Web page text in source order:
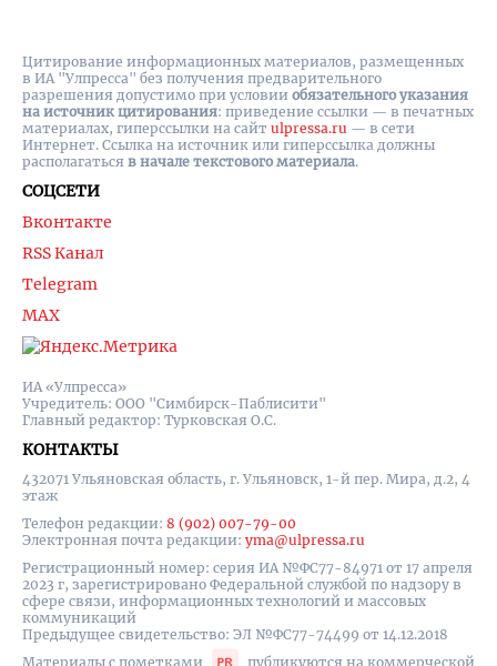
ИА «Улпресса»
Учредитель: ООО "Симбирск-Паблисити"
Главный редактор: Турковская О.С.
КОНТАКТЫ
432071 Ульяновская область, г. Ульяновск, 1-й пер. Мира, д.2, 4
этаж
Телефон редакции: 8 (902) 007-79-00
Электронная почта редакции: yma@ulpressa.ru
Регистрационный номер: серия ИА №ФС77-84971 от 17 апреля
2023 г, зарегистрировано Федеральной службой по надзору в
сфере связи, информационных технологий и массовых
коммуникаций
Предыдущее свидетельство: ЭЛ №ФС77-74499 от 14.12.2018
Материалы с пометками
публикуются на коммерческой
СОЦСЕТИ
Вконтакте
RSS Канал
Telegram
MAX
Цитирование информационных материалов, размещенных
в ИА "Улпресса" без получения предварительного
разрешения допустимо при условии обязательного указания
на источник цитирования: приведение ссылки — в печатных
материалах, гиперссылки на cайт ulpressa.ru — в сети
Интернет. Ссылка на источник или гиперссылка должны
располагаться в начале текстового материала.